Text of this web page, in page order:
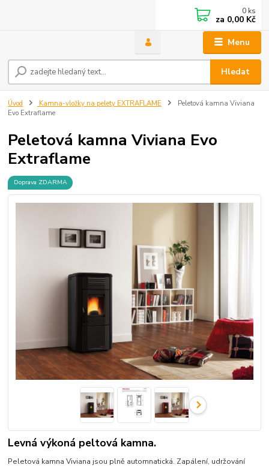
Menu
Hledat
0 ks
za 0,00 Kč
Úvod Kamna-vložky na pelety EXTRAFLAME
Peletová kamna Viviana
Evo Extraflame
Peletová kamna Viviana Evo
Extraflame
Doprava ZDARMA
Levná výkoná peltová kamna.
Peletová kamna Viviana jsou plně automnatická. Zapálení, udržování